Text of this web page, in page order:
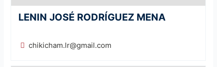
LENIN JOSÉ RODRÍGUEZ MENA
chikicham.lr@gmail.com